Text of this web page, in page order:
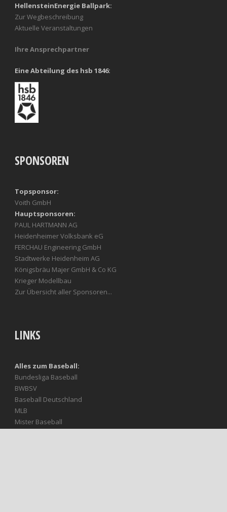
HellensteinEnergie Ballpark:
Zur Wegbeschreibung
Aktuelle Veranstaltungen
Ihre Ansprechpartner
Eine Abteilung des hsb 1846:
SPONSOREN
Topsponsor:
Voith GmbH
Hauptsponsoren:
PAUL HARTMANN AG
Heidenheimer Volksbank eG
FERCHAU Engineering GmbH
Stadtwerke Heidenheim AG
Königsbräu Majer GmbH & Co KG
Krieger Modellbau
Zur Übersicht aller Sponsoren...
LINKS
Alles zum Baseball:
Bundesliga Baseball
BWBSV
Baseball Deutschland
MLB
Mister Baseball